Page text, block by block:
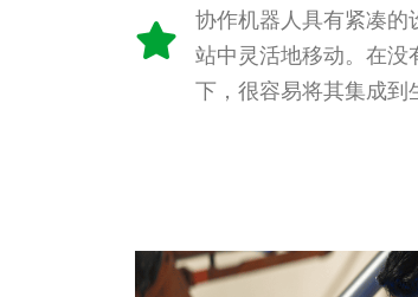
协作机器人具有紧凑的
站中灵活地移动。在没
下，很容易将其集成到